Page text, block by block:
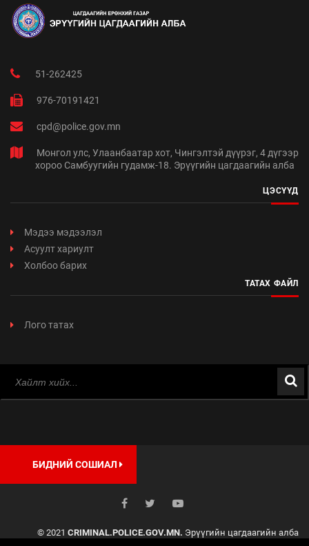
51-262425
976-70191421
cpd@police.gov.mn
Монгол улс, Улаанбаатар хот, Чингэлтэй дүүрэг, 4 дүгээр
хороо Самбуугийн гудамж-18. Эрүүгийн цагдаагийн алба
ЦЭСҮҮД
Мэдээ мэдээлэл
Асуулт хариулт
Холбоо барих
ТАТАХ ФАЙЛ
Лого татах
БИДНИЙ СОШИАЛ
© 2021 CRIMINAL.POLICE.GOV.MN. Эрүүгийн цагдаагийн алба